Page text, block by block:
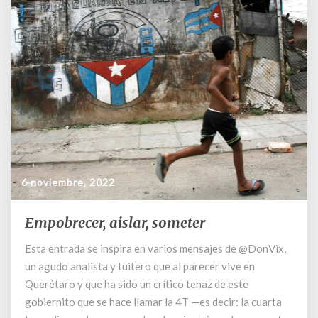
6 noviembre, 2022
Empobrecer,
someter
Empobrecer, aislar, someter
Esta entrada se inspira en varios mensajes de @DonVix,
un agudo analista y tuitero que al parecer vive en
Querétaro y que ha sido un crítico tenaz de este
gobiernito que se hace llamar la 4T —es decir: la cuarta